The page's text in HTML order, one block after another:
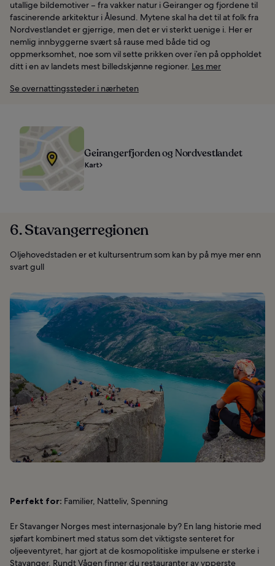
utallige bildemotiver – fra vakker natur i Geiranger og fjordene til
fascinerende arkitektur i Ålesund. Mytene skal ha det til at folk fra
Nordvestlandet er gjerrige, men det er vi sterkt uenige i. Her er
nemlig innbyggerne svært så rause med både tid og
oppmerksomhet, noe som vil sette prikken over i’en på oppholdet
ditt i en av landets mest billedskjønne regioner. Les mer
Se overnattingssteder i nærheten
Geirangerfjorden og Nordvestlandet
Kart
6. Stavangerregionen
Oljehovedstaden er et kultursentrum som kan by på mye mer enn
svart gull
Perfekt for: Familier, Natteliv, Spenning
Er Stavanger Norges mest internasjonale by? En lang historie med
sjøfart kombinert med status som det viktigste senteret for
oljeeventyret, har gjort at de kosmopolitiske impulsene er sterke i
Stavanger. Rundt Vågen finner du restauranter av ypperste